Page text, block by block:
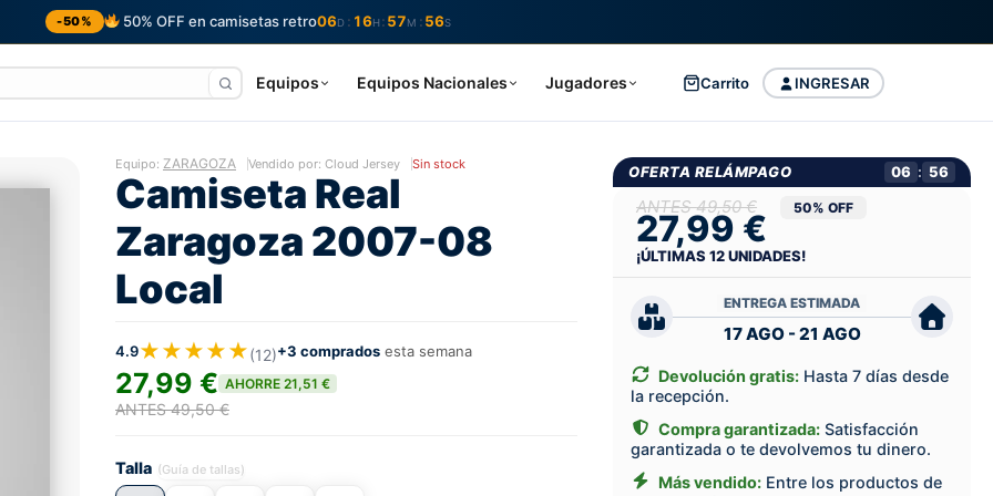
-50% 50% OFF en camisetas retro06D : 16H : 57M : 55S
Equipos Equipos Nacionales Jugadores INGRESAR
Carrito
Equipo: ZARAGOZA Vendido por: Cloud Jersey Sin stock
Camiseta Real
Zaragoza 2007-08
Local
4.9★★★★★(12)+3 comprados esta semana
27,99 € AHORRE 21,51 €
ANTES 49,50 €
Talla (Guía de tallas)
OFERTA RELÁMPAGO 06 : 55
49,50 €
27,99 € 50% OFF
¡ÚLTIMAS12UNIDADES!
ENTREGA ESTIMADA
17 AGO - 21 AGO
Devolución gratis: Hasta 7 días desde
la recepción.
Compra garantizada: Satisfacción
garantizada o te devolvemos tu dinero.
Más vendido: Entre los productos de